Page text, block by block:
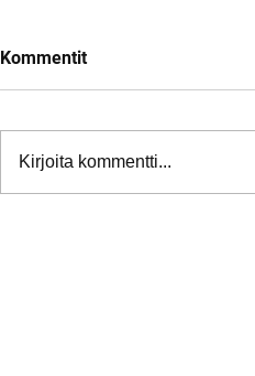
Kommentit
Kirjoita kommentti...